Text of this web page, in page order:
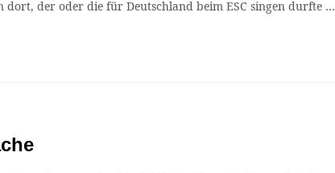
der oder die für Deutschland beim ESC singen durfte …